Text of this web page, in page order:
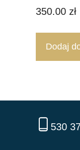
350.00 zł
Dodaj
530